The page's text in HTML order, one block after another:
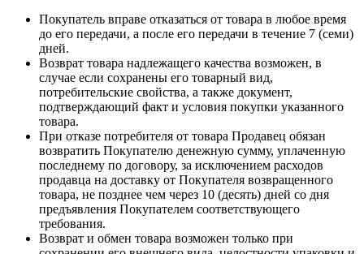
Покупатель вправе отказаться от товара в любое время
до его передачи, а после его передачи в течение 7 (семи)
дней.
Возврат товара надлежащего качества возможен, в
случае если сохранены его товарный вид,
потребительские свойства, а также документ,
подтверждающий факт и условия покупки указанного
товара.
При отказе потребителя от товара Продавец обязан
возвратить Покупателю денежную сумму, уплаченную
последнему по договору, за исключением расходов
продавца на доставку от Покупателя возвращенного
товара, не позднее чем через 10 (десять) дней со дня
предъявления Покупателем соответствующего
требования.
Возврат и обмен товара возможен только при